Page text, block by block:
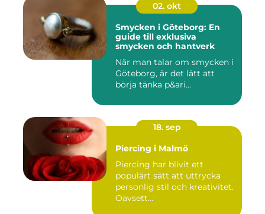
02. okt
Smycken i Göteborg: En
guide till exklusiva
smycken och hantverk
När man talar om smycken i
Göteborg, är det lätt att
börja tänka p&ari...
18. sep
Piercing i Malmö
Piercing har blivit ett
populärt sätt att uttrycka
personlig stil och kreativitet.
Oavsett...